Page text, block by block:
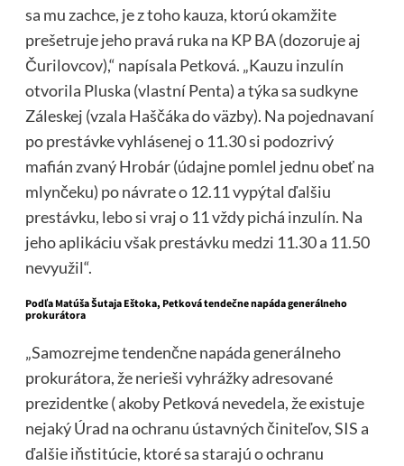
sa mu zachce, je z toho kauza, ktorú okamžite
prešetruje jeho pravá ruka na KP BA (dozoruje aj
Čurilovcov),“ napísala Petková. „Kauzu inzulín
otvorila Pluska (vlastní Penta) a týka sa sudkyne
Záleskej (vzala Haščáka do väzby). Na pojednavaní
po prestávke vyhlásenej o 11.30 si podozrivý
mafián zvaný Hrobár (údajne pomlel jednu obeť na
mlynčeku) po návrate o 12.11 vypýtal ďalšiu
prestávku, lebo si vraj o 11 vždy pichá inzulín. Na
jeho aplikáciu však prestávku medzi 11.30 a 11.50
nevyužil“.
Podľa Matúša Šutaja Eštoka, Petková tendečne napáda generálneho
prokurátora
„Samozrejme tendenčne napáda generálneho
prokurátora, že nerieši vyhrážky adresované
prezidentke ( akoby Petková nevedela, že existuje
nejaký Úrad na ochranu ústavných činiteľov, SIS a
ďalšie iňstitúcie, ktoré sa starajú o ochranu